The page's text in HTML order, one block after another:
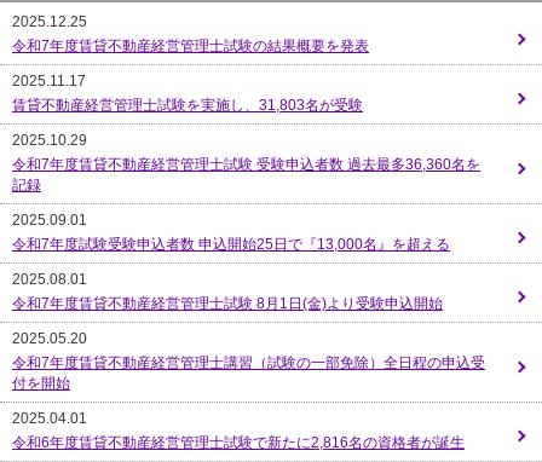
2025.12.25
令和7年度賃貸不動産経営管理士試験の結果概要を発表
2025.11.17
賃貸不動産経営管理士試験を実施し、31,803名が受験
2025.10.29
令和7年度賃貸不動産経営管理士試験 受験申込者数 過去最多36,360名を
記録
2025.09.01
令和7年度試験受験申込者数 申込開始25日で『13,000名』を超える
2025.08.01
令和7年度賃貸不動産経営管理士試験 8月1日(金)より受験申込開始
2025.05.20
令和7年度賃貸不動産経営管理士講習（試験の一部免除）全日程の申込受
付を開始
2025.04.01
令和6年度賃貸不動産経営管理士試験で新たに2,816名の資格者が誕生